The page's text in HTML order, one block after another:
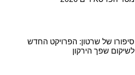
סיפורו של שרטון: הפרויקט החדש
לשיקום שפך הירקון